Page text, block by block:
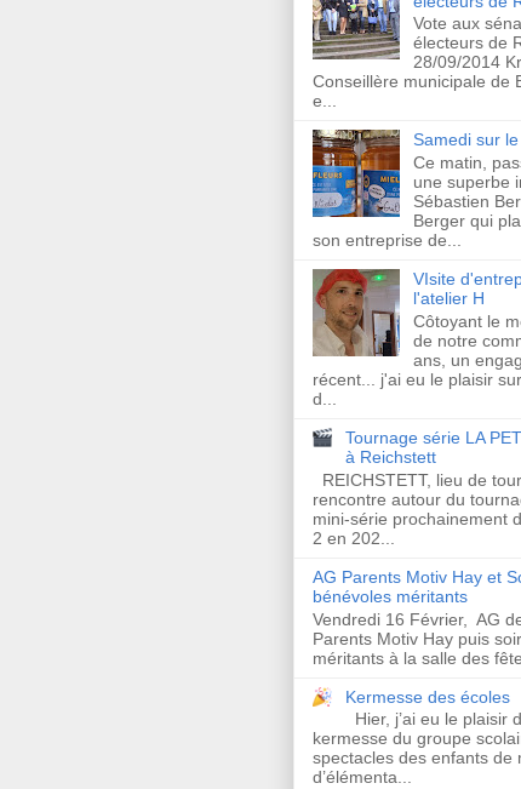
Vote aux
électeurs de
28/09/2014
Conseillère municipale de
e...
Samedi sur
Ce matin,
une superbe
Sébastien
Berger qui
son entreprise de...
VIsite
l'atelier H
Côtoyant le
de notre
ans, un
récent... j'ai eu le plaisir
d...
Tournage série LA
à Reichstett
REICHSTETT, lieu de
rencontre autour du
mini-série prochainement
2 en 202...
AG Parents Motiv Hay et
bénévoles méritants
Vendredi 16 Février, AG
Parents Motiv Hay puis
méritants à la salle des
Kermesse des écoles
Hier, j’ai eu le plaisir
kermesse du groupe
spectacles des enfants de
d’élémenta...